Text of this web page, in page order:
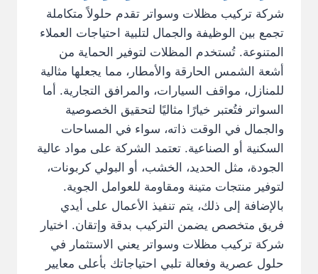
شركة تركيب مظلات وسواتر تقدم حلولاً متكاملة
تجمع بين الوظيفة والجمال لتلبية احتياجات العملاء
المتنوعة. تُستخدم المظلات لتوفير الحماية من
أشعة الشمس الحارقة والأمطار، مما يجعلها مثالية
للمنازل، مواقف السيارات، والمرافق التجارية. أما
السواتر فتُعتبر خيارًا مثاليًا لتحقيق الخصوصية
والجمال في الوقت ذاته، سواء في المساحات
السكنية أو الصناعية. تعتمد الشركة على مواد عالية
الجودة، مثل الحديد، الخشب، أو البولي كربونات،
لتوفير منتجات متينة ومقاومة للعوامل الجوية.
بالإضافة إلى ذلك، يتم تنفيذ الأعمال على أيدي
فريق متخصص يضمن التركيب بدقة وإتقان. اختيار
شركة تركيب مظلات وسواتر يعني الاستثمار في
حلول عصرية وفعالة تلبي احتياجاتك بأعلى معايير